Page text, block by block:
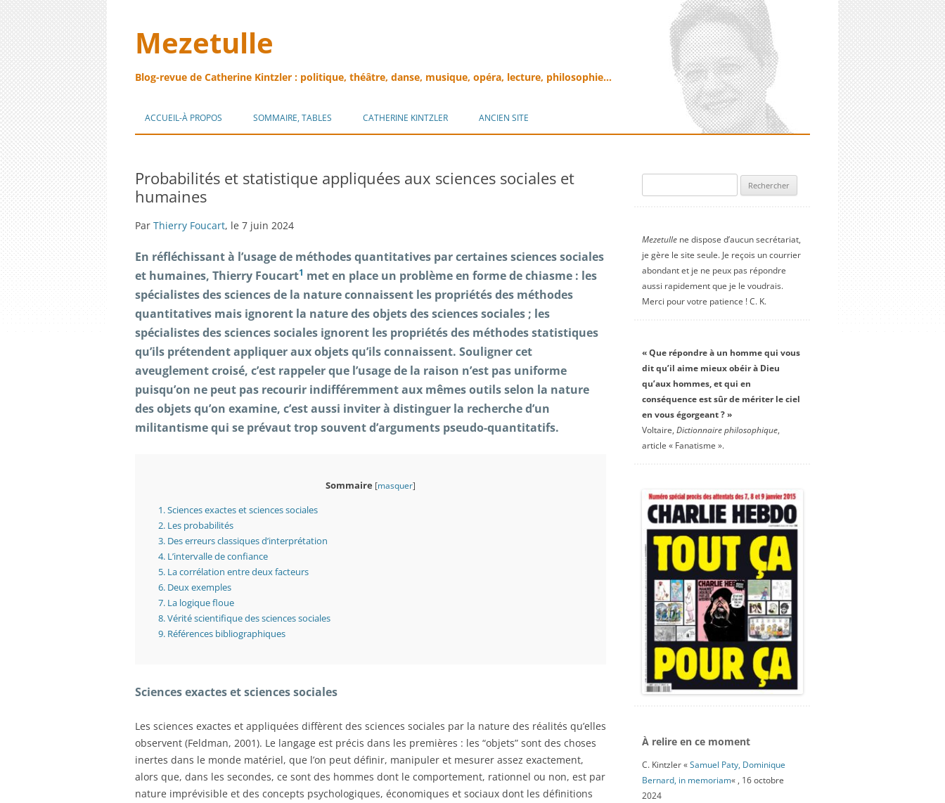
Mezetulle
Blog-revue de Catherine Kintzler : politique, théâtre, danse, musique, opéra, lecture, philosophie…
au
ACCUEIL-À PROPOS SOMMAIRE, TABLES CATHERINE KINTZLER ANCIEN SITE
Probabilités et statistique appliquées aux sciences sociales et
humaines
Par Thierry Foucart, le 7 juin 2024
En réfléchissant à l’usage de méthodes quantitatives par certaines sciences sociales
et humaines, Thierry Foucart1 met en place un problème en forme de chiasme : les
spécialistes des sciences de la nature connaissent les propriétés des méthodes
quantitatives mais ignorent la nature des objets des sciences sociales ; les
spécialistes des sciences sociales ignorent les propriétés des méthodes statistiques
qu’ils prétendent appliquer aux objets qu’ils connaissent. Souligner cet
aveuglement croisé, c’est rappeler que l’usage de la raison n’est pas uniforme
puisqu’on ne peut pas recourir indifféremment aux mêmes outils selon la nature
des objets qu’on examine, c’est aussi inviter à distinguer la recherche d’un
militantisme qui se prévaut trop souvent d’arguments pseudo-quantitatifs.
Sommaire [masquer]
1.Sciences exactes et sciences sociales
2. Les probabilités
3. Des erreurs classiques d’interprétation
4. L’intervalle de confiance
5. La corrélation entre deux facteurs
6. Deux exemples
7. La logique floue
8.Vérité scientifique des sciences sociales
9. Références bibliographiques
Sciences exactes et sciences sociales
Les sciences exactes et appliquées diffèrent des sciences sociales par la nature des réalités qu’elles
observent (Feldman, 2001). Le langage est précis dans les premières : les “objets” sont des choses
inertes dans le monde matériel, que l’on peut définir, manipuler et mesurer assez exactement,
alors que, dans les secondes, ce sont des hommes dont le comportement, rationnel ou non, est par
nature imprévisible et des concepts psychologiques, économiques et sociaux dont les définitions
Mezetullene dispose d’aucun secrétariat,
je gère le site seule. Je reçois un courrier
abondant et je ne peux pas répondre
aussi rapidement que je le voudrais.
Merci pour votre patience ! C. K.
« Que répondre à un homme qui vous
dit qu’il aime mieux obéir à Dieu
qu’aux hommes, et qui en
conséquence est sûr de mériter le ciel
en vous égorgeant ? »
Voltaire, Dictionnaire philosophique,
article « Fanatisme ».
À relire en ce moment
C. Kintzler «Samuel Paty, Dominique
Bernard, in memoriam« , 16 octobre
2024